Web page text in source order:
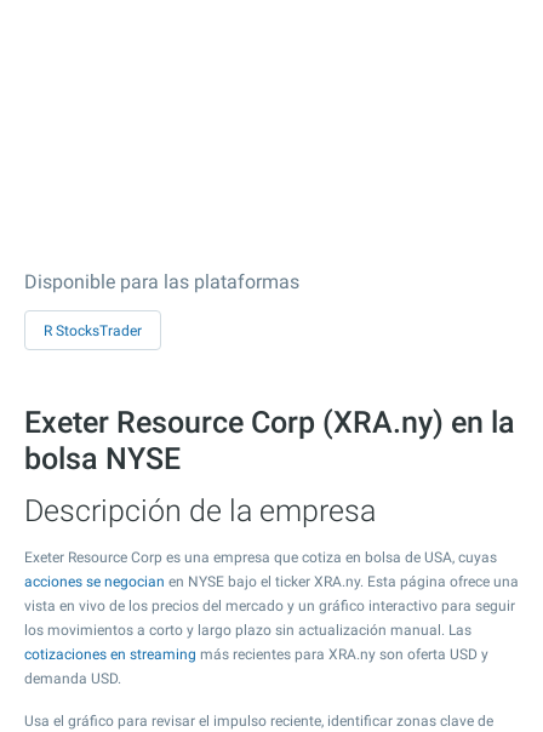
Disponible para las plataformas
R StocksTrader
Exeter Resource Corp (XRA.ny) en la
bolsa NYSE
Descripción de la empresa
Exeter Resource Corp es una empresa que cotiza en bolsa de USA, cuyas
acciones se negocian en NYSE bajo el ticker XRA.ny. Esta página ofrece una
vista en vivo de los precios del mercado y un gráfico interactivo para seguir
los movimientos a corto y largo plazo sin actualización manual. Las
cotizaciones en streaming más recientes para XRA.ny son oferta USD y
demanda USD.
Usa el gráfico para revisar el impulso reciente, identificar zonas clave de